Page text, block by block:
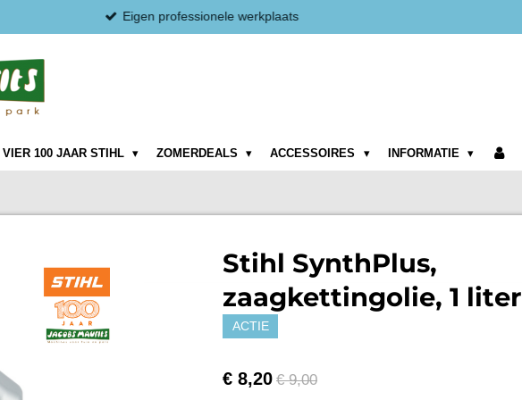
Eigen professionele werkplaats
VIER 100 JAAR STIHL ZOMERDEALS ACCESSOIRES INFORMATIE
Stihl SynthPlus,
zaagkettingolie, 1 liter
ACTIE
€ 8,20 € 9,00